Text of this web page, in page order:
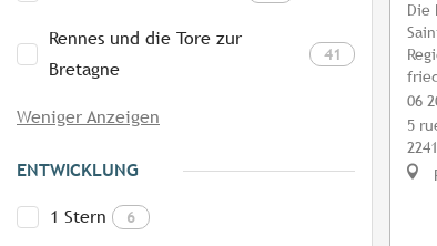
Rennes und die Tore zur
Bretagne
41
Weniger Anzeigen
ENTWICKLUNG
1 Stern 6
Die
06
5